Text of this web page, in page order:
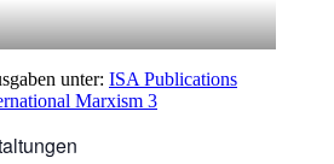
unter: ISA Publications
Marxism 3